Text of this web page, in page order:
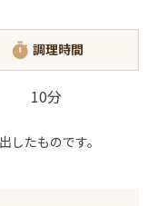
timer 調理時間
10分
たものです。